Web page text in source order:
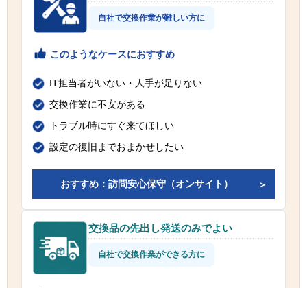
自社で交換作業が難しい方に
このようなケースにおすすめ
IT担当者がいない・人手が足りない
交換作業に不安がある
トラブル時にすぐ来てほしい
設定の復旧までおまかせしたい
おすすめ：訪問安心保守（オンサイト）
交換品の先出し発送のみでよい
自社で交換作業ができる方に